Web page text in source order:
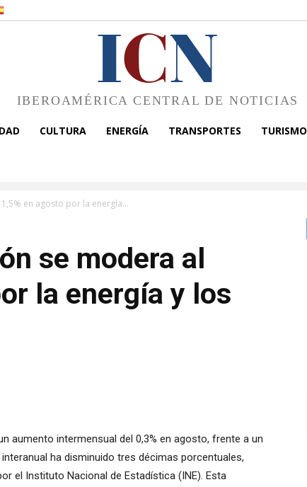
ICN
IBEROAMÉRICA CENTRAL DE NOTICIAS
CULTURA ENERGÍA TRANSPORTES TURISMO
en agosto por la energía...
se modera al
la energía y los
aumento intermensual del 0,3% en agosto, frente a un
ha disminuido tres décimas porcentuales,
el Instituto Nacional de Estadística (INE). Esta